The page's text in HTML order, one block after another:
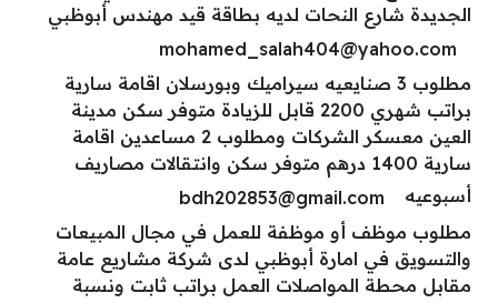
الجديدة شارع النحات لديه بطاقة قيد مهندس أبوظبي
mohamed_salah404@yahoo.com
مطلوب 3 صنايعيه سيراميك وبورسلان اقامة سارية
براتب شهري 2200 قابل للزيادة متوفر سكن مدينة
العين معسكر الشركات ومطلوب 2 مساعدين اقامة
سارية 1400 درهم متوفر سكن وانتقالات مصاريف
أسبوعيه
bdh202853@gmail.com
مطلوب موظف أو موظفة للعمل في مجال المبيعات
والتسويق في امارة أبوظبي لدى شركة مشاريع عامة
مقابل محطة المواصلات العمل براتب ثابت ونسبة